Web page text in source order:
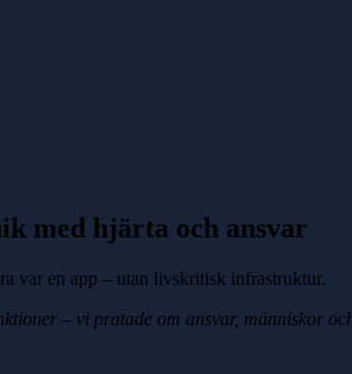
med hjärta och ansvar
var en app – utan livskritisk infrastruktur.
– vi pratade om ansvar, människor